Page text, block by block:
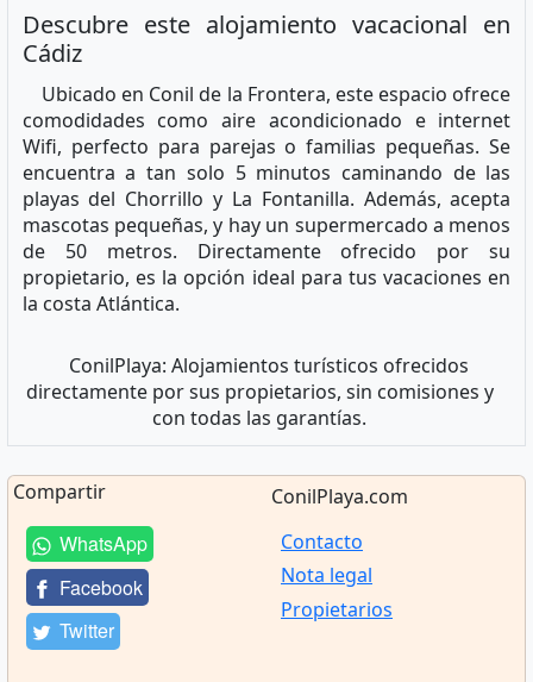
Descubre este alojamiento vacacional en
Cádiz
Ubicado en Conil de la Frontera, este espacio ofrece
comodidades como aire acondicionado e internet
Wifi, perfecto para parejas o familias pequeñas. Se
encuentra a tan solo 5 minutos caminando de las
playas del Chorrillo y La Fontanilla. Además, acepta
mascotas pequeñas, y hay un supermercado a menos
de 50 metros. Directamente ofrecido por su
propietario, es la opción ideal para tus vacaciones en
la costa Atlántica.
ConilPlaya: Alojamientos turísticos ofrecidos
directamente por sus propietarios, sin comisiones y
con todas las garantías.
Compartir
WhatsApp
Facebook
Twitter
ConilPlaya.com
Contacto
Nota legal
Propietarios